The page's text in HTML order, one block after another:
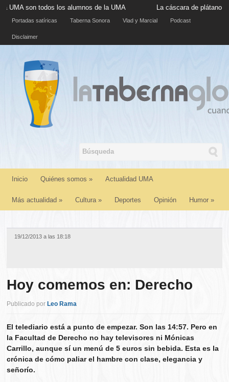
los alumnos de la UMA La cáscara de plátano situada en
Portadas satíricas Taberna Sonora Vlad y Marcial Podcast
Disclaimer
Inicio Quiénes somos » Actualidad UMA
Más actualidad » Cultura» Deportes Opinión Humor »
19/12/2013 a las 18:18
Hoy comemos en: Derecho
Publicado por Leo Rama
El telediario está a punto de empezar. Son las 14:57. Pero en
la Facultad de Derecho no hay televisores ni Mónicas
Carrillo, aunque sí un menú de 5 euros sin bebida. Esta es la
crónica de cómo paliar el hambre con clase, elegancia y
señorío.